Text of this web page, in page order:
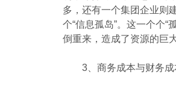
多，还有一个集团企业则
个“信息孤岛”。这一个个“
倒重来，造成了资源的巨
3、商务成本与财务成